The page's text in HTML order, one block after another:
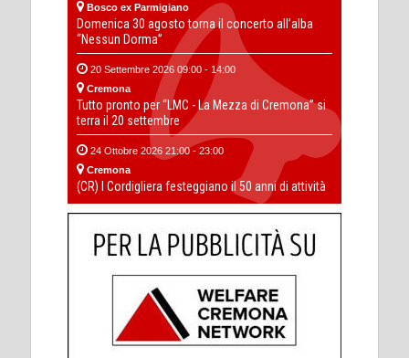
Bosco ex Parmigiano
Domenica 30 agosto torna il concerto all’alba
“Nessun Dorma”
20 Settembre 2026 09:00 - 14:00
Cremona
Tutto pronto per “LMC - La Mezza di Cremona” si
terra il 20 settembre
24 Ottobre 2026 21:00 - 23:00
Cremona
(CR) I Cordigliera festeggiano il 50 anni di attività